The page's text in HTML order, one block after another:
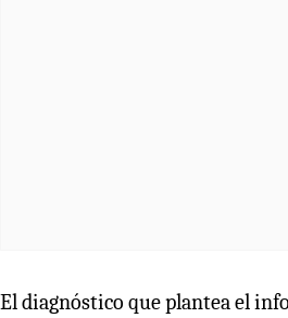
El diagnóstico que plantea el